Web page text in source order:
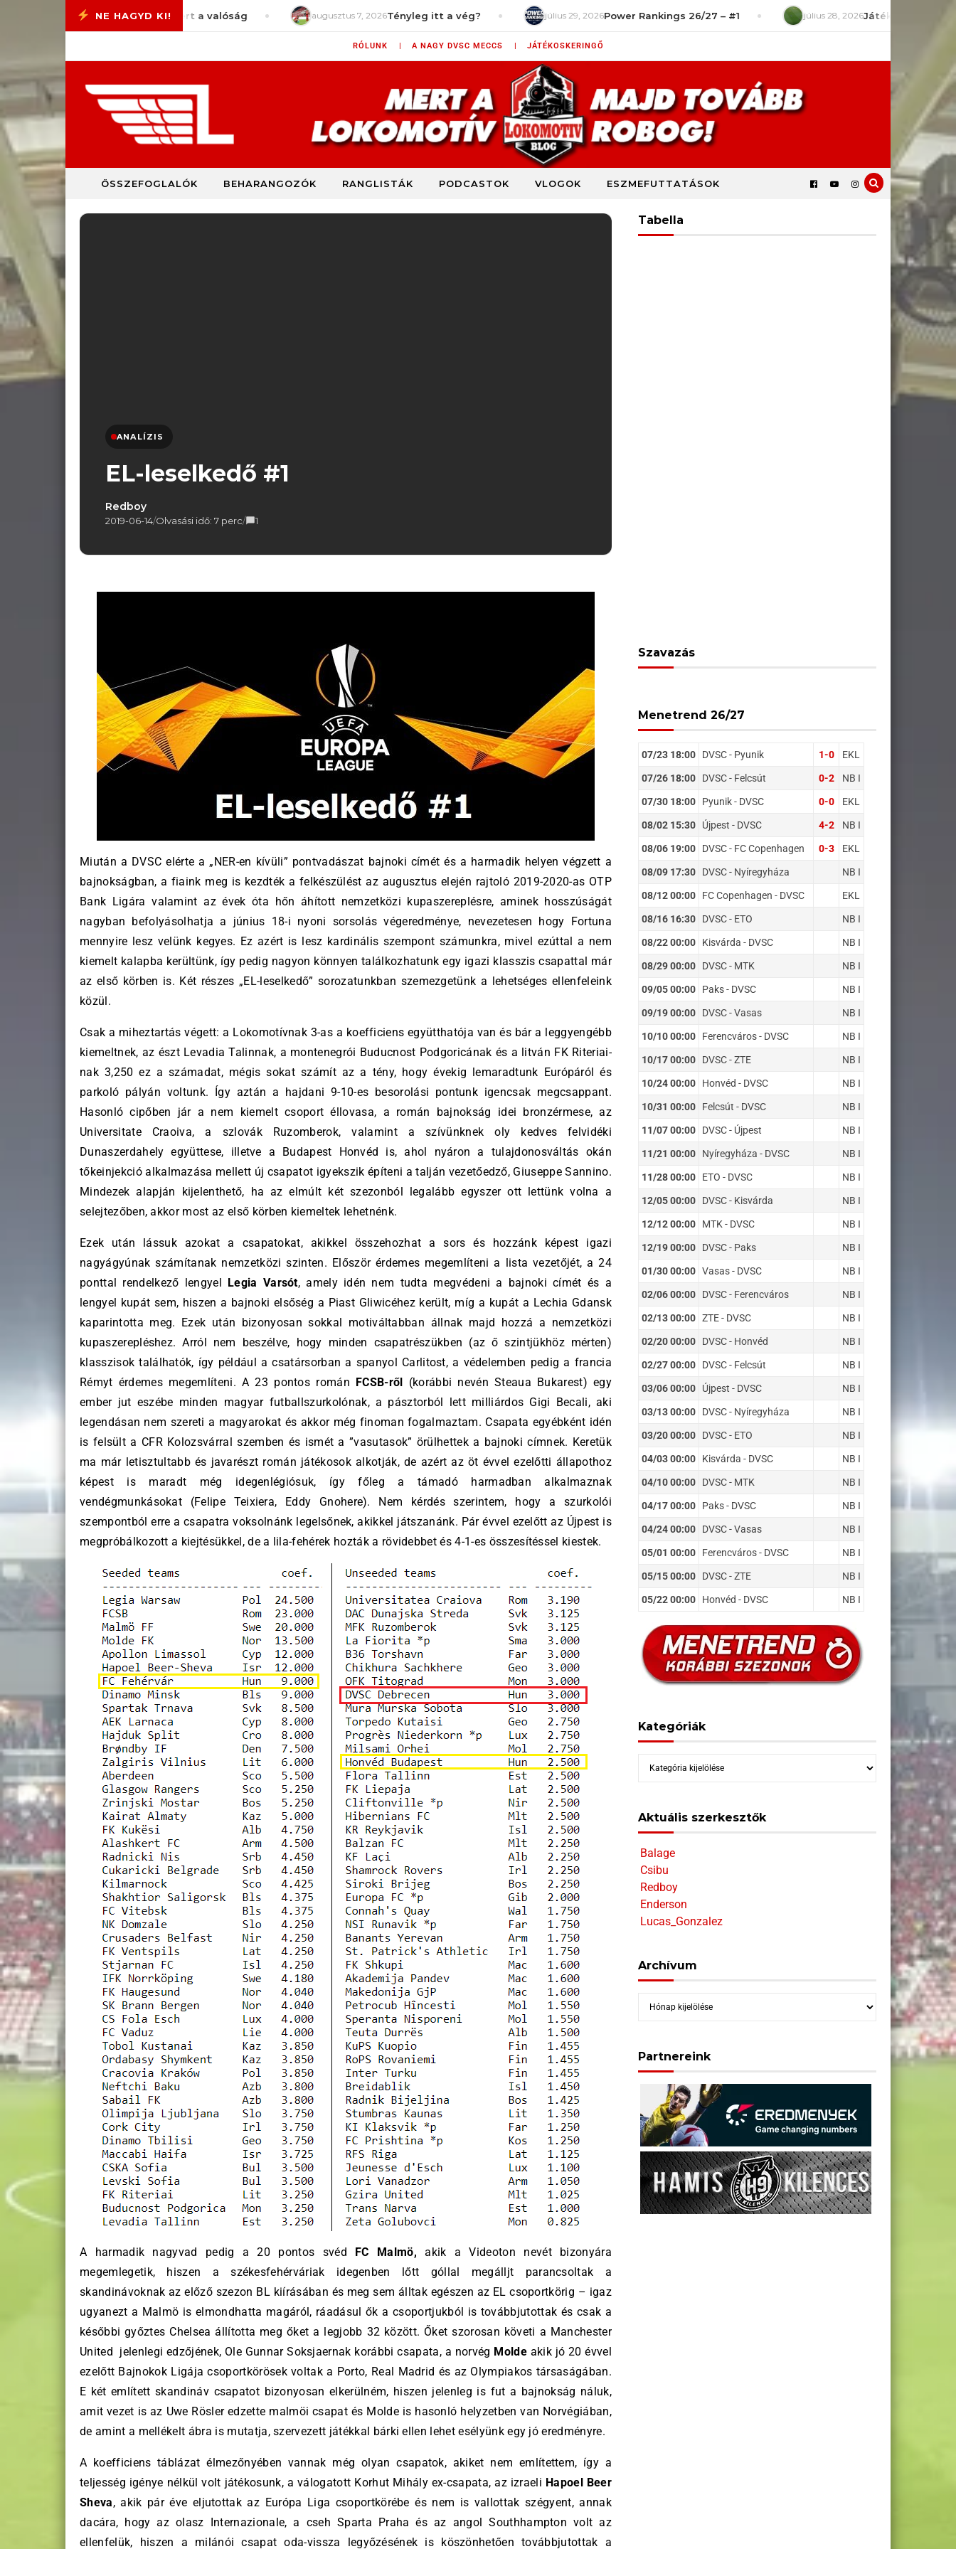
#77 – Megint pofánvert a valóság augusztus 7, 2026Tényleg itt a vég? július 29, 2026Power Rankings 26/27 – #1 július 28, 2026Játékszituációk – Mit
RÓLUNK | A NAGY DVSC MECCS | JÁTÉKOSKERINGŐ
DVSC szurkolói blog
ÖSSZEFOGLALÓK BEHARANGOZÓK RANGLISTÁK PODCASTOK VLOGOK ESZMEFUTTATÁSOK
ANALÍZIS
EL-leselkedő #1
Redboy
2019-06-14/Olvasási idő: 7 perc/ 1
Miután a DVSC elérte a „NER-en kívüli” pontvadászat bajnoki címét és a harmadik helyen végzett a
bajnokságban, a fiaink meg is kezdték a felkészülést az augusztus elején rajtoló 2019-2020-as OTP
Bank Ligára valamint az évek óta hőn áhított nemzetközi kupaszereplésre, aminek hosszúságát
nagyban befolyásolhatja a június 18-i nyoni sorsolás végeredménye, nevezetesen hogy Fortuna
mennyire lesz velünk kegyes. Ez azért is lesz kardinális szempont számunkra, mivel ezúttal a nem
kiemelt kalapba kerültünk, így pedig nagyon könnyen találkozhatunk egy igazi klasszis csapattal már
az első körben is. Két részes „EL-leselkedő” sorozatunkban szemezgetünk a lehetséges ellenfeleink
közül.
Csak a miheztartás végett: a Lokomotívnak 3-as a koefficiens együtthatója van és bár a leggyengébb
kiemeltnek, az észt Levadia Talinnak, a montenegrói Buducnost Podgoricának és a litván FK Riteriai-
nak 3,250 ez a számadat, mégis sokat számít az a tény, hogy évekig lemaradtunk Európáról és
parkoló pályán voltunk. Így aztán a hajdani 9-10-es besorolási pontunk igencsak megcsappant.
Hasonló cipőben jár a nem kiemelt csoport éllovasa, a román bajnokság idei bronzérmese, az
Universitate Craoiva, a szlovák Ruzomberok, valamint a szívünknek oly kedves felvidéki
Dunaszerdahely együttese, illetve a Budapest Honvéd is, ahol nyáron a tulajdonosváltás okán
tőkeinjekció alkalmazása mellett új csapatot igyekszik építeni a talján vezetőedző, Giuseppe Sannino.
Mindezek alapján kijelenthető, ha az elmúlt két szezonból legalább egyszer ott lettünk volna a
selejtezőben, akkor most az első körben kiemeltek lehetnénk.
Ezek után lássuk azokat a csapatokat, akikkel összehozhat a sors és hozzánk képest igazi
nagyágyúnak számítanak nemzetközi szinten. Először érdemes megemlíteni a lista vezetőjét, a 24
ponttal rendelkező lengyel Legia Varsót, amely idén nem tudta megvédeni a bajnoki címét és a
lengyel kupát sem, hiszen a bajnoki elsőség a Piast Gliwicéhez került, míg a kupát a Lechia Gdansk
kaparintotta meg. Ezek után bizonyosan sokkal motiváltabban állnak majd hozzá a nemzetközi
kupaszerepléshez. Arról nem beszélve, hogy minden csapatrészükben (az ő szintjükhöz mérten)
klasszisok találhatók, így például a csatársorban a spanyol Carlitost, a védelemben pedig a francia
Rémyt érdemes megemlíteni. A 23 pontos román FCSB-ről (korábbi nevén Steaua Bukarest) egy
ember jut eszébe minden magyar futballszurkolónak, a pásztorból lett milliárdos Gigi Becali, aki
legendásan nem szereti a magyarokat és akkor még finoman fogalmaztam. Csapata egyébként idén
is felsült a CFR Kolozsvárral szemben és ismét a ”vasutasok” örülhettek a bajnoki címnek. Keretük
ma már letisztultabb és javarészt román játékosok alkotják, de azért az öt évvel ezelőtti állapothoz
képest is maradt még idegenlégiósuk, így főleg a támadó harmadban alkalmaznak
vendégmunkásokat (Felipe Teixiera, Eddy Gnohere). Nem kérdés szerintem, hogy a szurkolói
szempontból erre a csapatra voksolnánk legelsőnek, akikkel játszanánk. Pár évvel ezelőtt az Újpest is
megpróbálkozott a kiejtésükkel, de a lila-fehérek hozták a rövidebbet és 4-1-es összesítéssel kiestek.
A harmadik nagyvad pedig a 20 pontos svéd FC Malmö, akik a Videoton nevét bizonyára
megemlegetik, hiszen a székesfehérváriak idegenben lőtt góllal megálljt parancsoltak a
skandinávoknak az előző szezon BL kiírásában és meg sem álltak egészen az EL csoportkörig – igaz
ugyanezt a Malmö is elmondhatta magáról, ráadásul ők a csoportjukból is továbbjutottak és csak a
későbbi győztes Chelsea állította meg őket a legjobb 32 között. Őket szorosan követi a Manchester
United jelenlegi edzőjének, Ole Gunnar Soksjaernak korábbi csapata, a norvég Moldeakik jó 20 évvel
ezelőtt Bajnokok Ligája csoportkörösek voltak a Porto, Real Madrid és az Olympiakos társaságában.
E két említett skandináv csapatot bizonyosan elkerülném, hiszen jelenleg is fut a bajnokság náluk,
amit vezet is az Uwe Rösler edzette malmöi csapat és Molde is hasonló helyzetben van Norvégiában,
de amint a mellékelt ábra is mutatja, szervezett játékkal bárki ellen lehet esélyünk egy jó eredményre.
A koefficiens táblázat élmezőnyében vannak még olyan csapatok, akiket nem említettem, így a
teljesség igénye nélkül volt játékosunk, a válogatott Korhut Mihály ex-csapata, az izraeli Hapoel Beer
Sheva, akik pár éve eljutottak az Európa Liga csoportkörébe és nem is vallottak szégyent, annak
dacára, hogy az olasz Internazionale, a cseh Sparta Praha és az angol Southhampton volt az
ellenfelük, hiszen a milánói csapat oda-vissza legyőzésének is köszönhetően továbbjutottak a
Tabella
Szavazás
Menetrend 26/27
07/23 18:00 DVSC - Pyunik 1-0 EKL
07/26 18:00 DVSC - Felcsút 0-2 NB I
07/30 18:00 Pyunik - DVSC 0-0 EKL
08/02 15:30 Újpest - DVSC 4-2 NB I
08/06 19:00 DVSC - FC Copenhagen 0-3 EKL
08/09 17:30 DVSC - Nyíregyháza NB I
08/12 00:00 FC Copenhagen - DVSC EKL
08/16 16:30 DVSC - ETO NB I
08/22 00:00 Kisvárda - DVSC NB I
08/29 00:00 DVSC - MTK NB I
09/05 00:00 Paks - DVSC NB I
09/19 00:00 DVSC - Vasas NB I
10/10 00:00 Ferencváros - DVSC NB I
10/17 00:00 DVSC - ZTE NB I
10/24 00:00 Honvéd - DVSC NB I
10/31 00:00 Felcsút - DVSC NB I
11/07 00:00 DVSC - Újpest NB I
11/21 00:00 Nyíregyháza - DVSC NB I
11/28 00:00 ETO - DVSC NB I
12/05 00:00 DVSC - Kisvárda NB I
12/12 00:00 MTK - DVSC NB I
12/19 00:00 DVSC - Paks NB I
01/30 00:00 Vasas - DVSC NB I
02/06 00:00 DVSC - Ferencváros NB I
02/13 00:00 ZTE - DVSC NB I
02/20 00:00 DVSC - Honvéd NB I
02/27 00:00 DVSC - Felcsút NB I
03/06 00:00 Újpest - DVSC NB I
03/13 00:00 DVSC - Nyíregyháza NB I
03/20 00:00 DVSC - ETO NB I
04/03 00:00 Kisvárda - DVSC NB I
04/10 00:00 DVSC - MTK NB I
04/17 00:00 Paks - DVSC NB I
04/24 00:00 DVSC - Vasas NB I
05/01 00:00 Ferencváros - DVSC NB I
05/15 00:00 DVSC - ZTE NB I
05/22 00:00 Honvéd - DVSC NB I
Kategóriák
Kategóriák
Aktuális szerkesztők
Balage
Csibu
Redboy
Enderson
Lucas_Gonzalez
Archívum
Archívum
Partnereink